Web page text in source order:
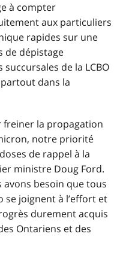
à compter
aux particuliers
rapides sur une
de dépistage
de la LCBO
dans la
la propagation
notre priorité
de rappel à la
ministre Doug Ford.
avons besoin que tous
se joignent à l’effort et
durement acquis
Ontariens et des